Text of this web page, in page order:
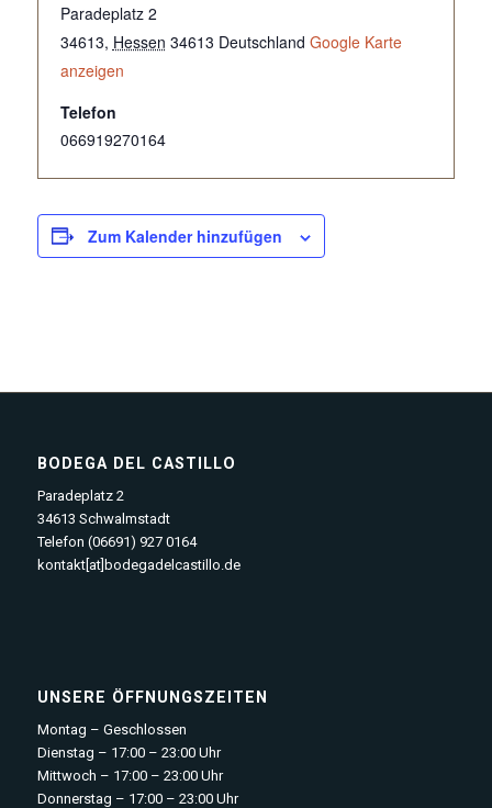
Paradeplatz 2
34613, Hessen 34613 Deutschland Google Karte
anzeigen
Telefon
066919270164
Zum Kalender hinzufügen
BODEGA DEL CASTILLO
Paradeplatz 2
34613 Schwalmstadt
Telefon (06691) 927 0164
kontakt[at]bodegadelcastillo.de
UNSERE ÖFFNUNGSZEITEN
Montag – Geschlossen
Dienstag – 17:00 – 23:00 Uhr
Mittwoch – 17:00 – 23:00 Uhr
Donnerstag – 17:00 – 23:00 Uhr